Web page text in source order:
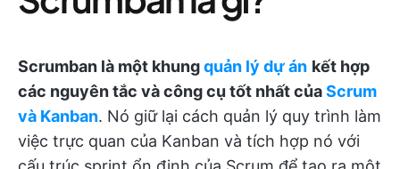
Scrumban là một khungquản lý dự án kết hợp
các nguyên tắc và công cụ tốt nhất củaScrum
và Kanban. Nó giữ lại cách quản lý quy trình làm
việc trực quan của Kanban và tích hợp nó với